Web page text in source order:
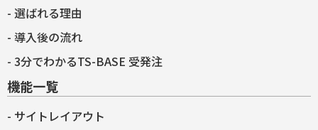
選ばれる理由
導入後の流れ
3分でわかるTS-BASE 受発注
機能一覧
サイトレイアウト